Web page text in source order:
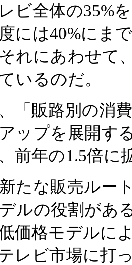
ビ全体の35%
には40%にま
れにあわせて
いるのだ。
「販路別の消
ップを展開す
前年の1.5倍に
たな販売ルー
ルの役割があ
価格モデルに
レビ市場に打